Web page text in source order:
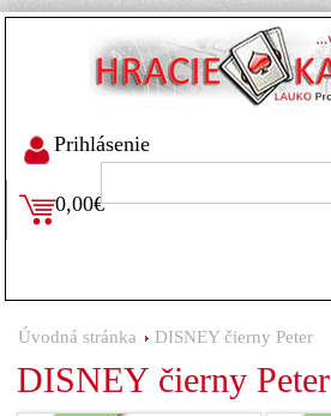
Prihlásenie
0,00€
Úvodná stránka DISNEY čierny Peter
DISNEY čierny Peter